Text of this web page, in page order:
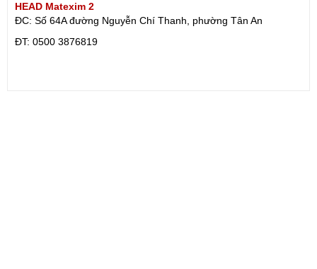
HEAD Matexim 2
ĐC: Số 64A đường Nguyễn Chí Thanh, phường Tân An
ÐT: 0500 3876819